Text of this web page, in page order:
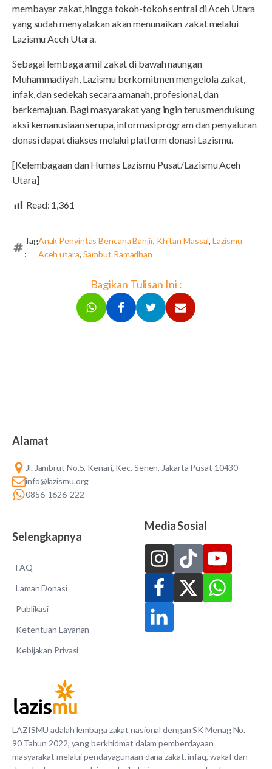
membayar zakat, hingga tokoh-tokoh sentral di Aceh Utara
yang sudah menyatakan akan menunaikan zakat melalui
Lazismu Aceh Utara.
Sebagai lembaga amil zakat di bawah naungan
Muhammadiyah, Lazismu berkomitmen mengelola zakat,
infak, dan sedekah secara amanah, profesional, dan
berkemajuan. Bagi masyarakat yang ingin terus mendukung
aksi kemanusiaan serupa, informasi program dan penyaluran
donasi dapat diakses melalui platform donasi Lazismu.
[Kelembagaan dan Humas Lazismu Pusat/Lazismu Aceh
Utara]
Read: 1,361
Tag
:
Anak Penyintas Bencana Banjir, Khitan Massal,Lazismu
Aceh utara, Sambut Ramadhan
Bagikan Tulisan Ini :
LAZISMU adalah lembaga zakat nasional dengan SK Menag No.
90 Tahun 2022, yang berkhidmat dalam pemberdayaan
masyarakat melalui pendayagunaan dana zakat, infaq, wakaf dan
Alamat
Jl. Jambrut No.5, Kenari, Kec. Senen, Jakarta Pusat 10430
info@lazismu.org
0856-1626-222
Selengkapnya
FAQ
Laman Donasi
Publikasi
Ketentuan Layanan
Kebijakan Privasi
Media Sosial